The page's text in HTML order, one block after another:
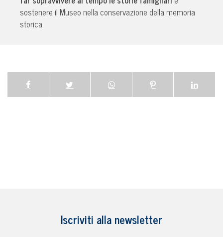
sostenere il Museo nella conservazione della memoria
storica.
Iscriviti alla newsletter